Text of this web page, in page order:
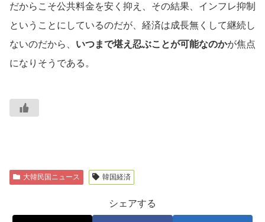
だからこそ公共料金を安く抑え、その結果、インフレ抑制
ということにしているのだが、経済は成長無くして継続し
ないのだから、 いつまで堪え忍ぶことが可能なのかが焦点
になりそうである。
大韓民国ニュース 韓国経済
シェアする